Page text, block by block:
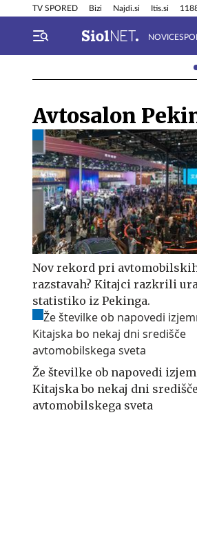
TV SPORED Bizi Najdi.si Itis.si
NOVICE
Info in obvestila
Avtosalon
Nov rekord pri
razstavah? Kitajci razkrili
statistiko iz Pekinga.
Že številke ob napovedi
Kitajska bo nekaj dni središče
avtomobilskega sveta